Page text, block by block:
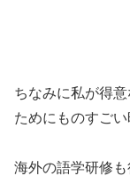
ちなみに私が得
ためにものすごい
海外の語学研修